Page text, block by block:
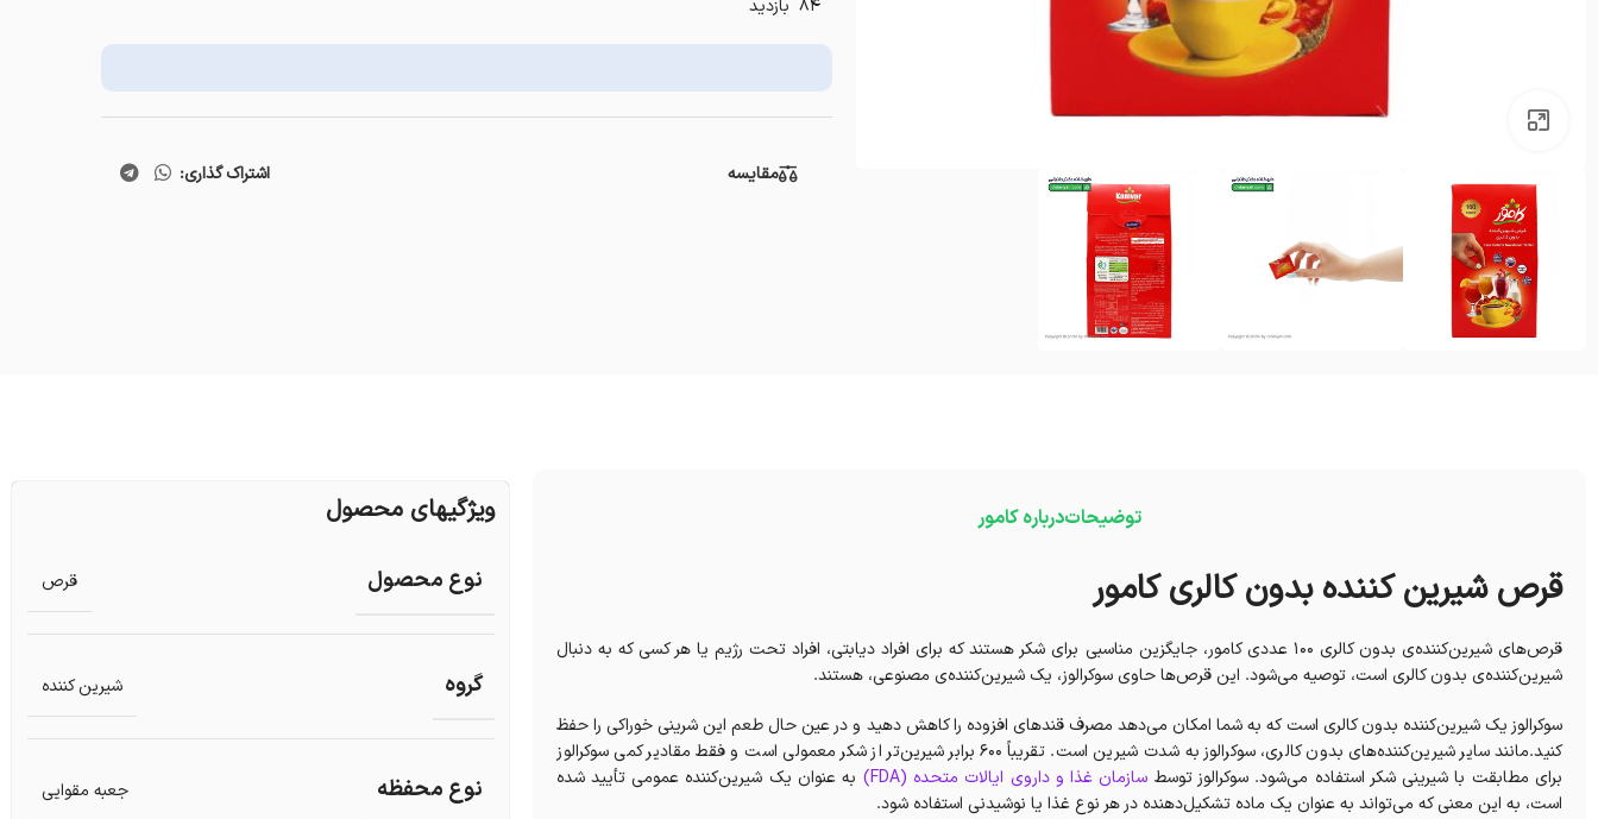
84 بازدید
مقایسه اشتراک گذاری:
توضیحاتدرباره کامور
قرص شیرین کننده بدون کالری کامور
قرص‌های شیرین‌کننده‌ی بدون کالری ۱۰۰ عددی کامور، جایگزین مناسبی برای شکر هستند که برای افراد دیابتی، افراد تحت رژیم یا هر کسی که به دنبال
شیرین‌کننده‌ی بدون کالری است، توصیه می‌شود. این قرص‌ها حاوی سوکرالوز، یک شیرین‌کننده‌ی مصنوعی، هستند.
سوکرالوز یک شیرین‌کننده بدون کالری است که به شما امکان می‌دهد مصرف قندهای افزوده را کاهش دهید و در عین حال طعم این شرینی خوراکی را حفظ
کنید.مانند سایر شیرین‌کننده‌های بدون کالری، سوکرالوز به شدت شیرین است. تقریباً ۶۰۰ برابر شیرین‌تر از شکر معمولی است و فقط مقادیر کمی سوکرالوز
برای مطابقت با شیرینی شکر استفاده می‌شود. سوکرالوز توسط سازمان غذا و داروی ایالات متحده (FDA)
به عنوان یک شیرین‌کننده عمومی تأیید شده
است، به این معنی که می‌تواند به عنوان یک ماده تشکیل‌دهنده در هر نوع غذا یا نوشیدنی استفاده شود.
ویژگیهای محصول
نوع محصول قرص
گروه شیرین کننده
نوع محفظه جعبه مقوایی